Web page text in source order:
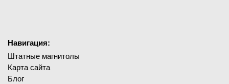
Навигация:
Штатные магнитолы
Карта сайта
Блог